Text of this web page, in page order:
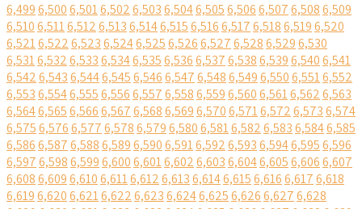
6,4996,5006,5016,5026,5036,5046,5056,5066,5076,5086,509
6,5106,5116,5126,5136,5146,5156,5166,5176,5186,5196,520
6,5216,5226,5236,5246,5256,5266,5276,5286,5296,530
6,5316,5326,5336,5346,5356,5366,5376,5386,5396,5406,541
6,5426,5436,5446,5456,5466,5476,5486,5496,5506,5516,552
6,5536,5546,5556,5566,5576,5586,5596,5606,5616,5626,563
6,5646,5656,5666,5676,5686,5696,5706,5716,5726,5736,574
6,5756,5766,5776,5786,5796,5806,5816,5826,5836,5846,585
6,5866,5876,5886,5896,5906,5916,5926,5936,5946,5956,596
6,5976,5986,5996,6006,6016,6026,6036,6046,6056,6066,607
6,6086,6096,6106,6116,6126,6136,6146,6156,6166,6176,618
6,6196,6206,6216,6226,6236,6246,6256,6266,6276,628